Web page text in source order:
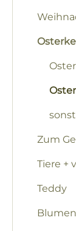
Zum
Tiere +
Teddy
Blumen